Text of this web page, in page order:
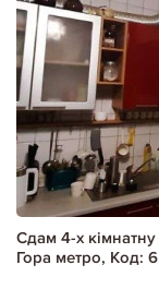
Сдам 4-х
Гора метро, Код: